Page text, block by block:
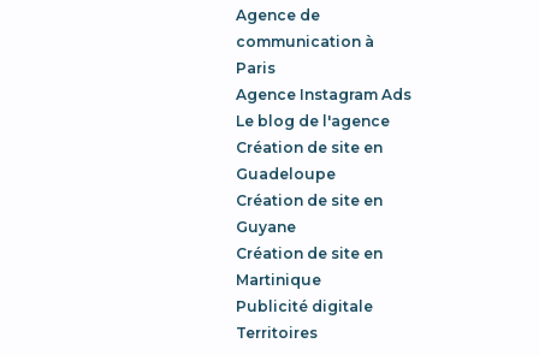
Agence de
communication à
Paris
Agence Instagram Ads
Le blog de l'agence
Création de site en
Guadeloupe
Création de site en
Guyane
Création de site en
Martinique
Publicité digitale
Territoires